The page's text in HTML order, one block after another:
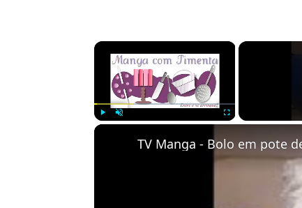
×
TV Manga - Bolo em pote